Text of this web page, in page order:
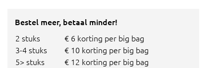
Bestel meer, betaal minder!
2 stuks
€ 6 korting per big bag
3-4 stuks
€ 10 korting per big bag
5> stuks
€ 12 korting per big bag